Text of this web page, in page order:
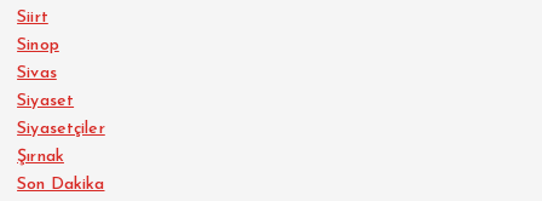
Siirt
Sinop
Sivas
Siyaset
Siyasetçiler
Şırnak
Son Dakika